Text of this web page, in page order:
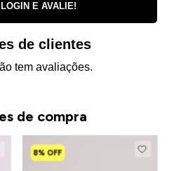
LOGIN E AVALIE!
de clientes
tem avaliações.
de compra
8% OFF